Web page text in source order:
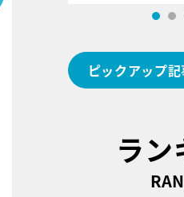
ピックアップ
ラン